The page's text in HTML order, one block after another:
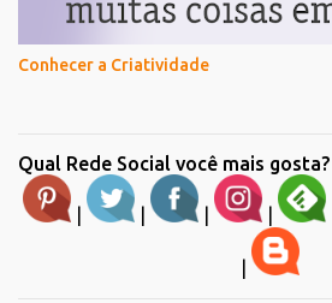
Conhecer a Criatividade
Qual Rede Social você mais gosta?
| | | | |